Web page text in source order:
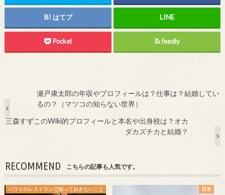
はてブ
Pocket feedly
瀬戸康太郎の年収やプロフィールは？仕事は？結婚してい
るの？（マツコの知らない世界）
三森すずこのWiki的プロフィールと本名や出身校は？オカ
ダカズチカと結婚？
RECOMMEND こちらの記事も人気です。
ハワイのレストランで知っておきたいこと 日本